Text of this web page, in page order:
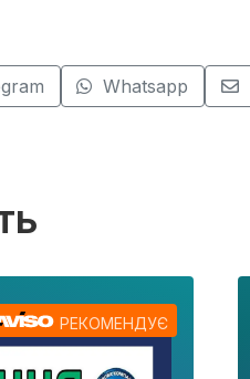
Whatsapp
РЕКОМЕНДУЄ